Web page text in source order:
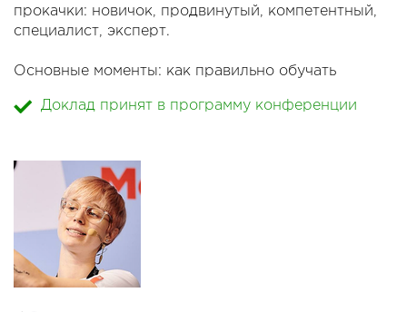
прокачки: новичок, продвинутый, компетентный,
специалист, эксперт.
Основные моменты: как правильно обучать
команде, как переходить на следующий уровень,
Доклад принят в программу конференции